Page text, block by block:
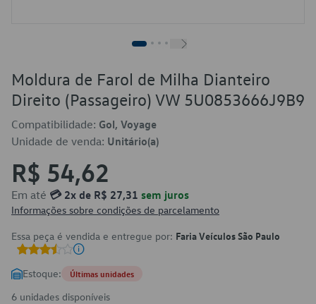
Moldura de Farol de Milha Dianteiro
Direito (Passageiro) VW 5U0853666J9B9
Compatibilidade: Gol, Voyage
Unidade de venda: Unitário(a)
R$ 54,62
Em até 💳 2x de R$ 27,31 sem juros
Informações sobre condições de parcelamento
Essa peça é vendida e entregue por: Faria Veículos São Paulo
Estoque: Últimas unidades
6 unidades disponíveis